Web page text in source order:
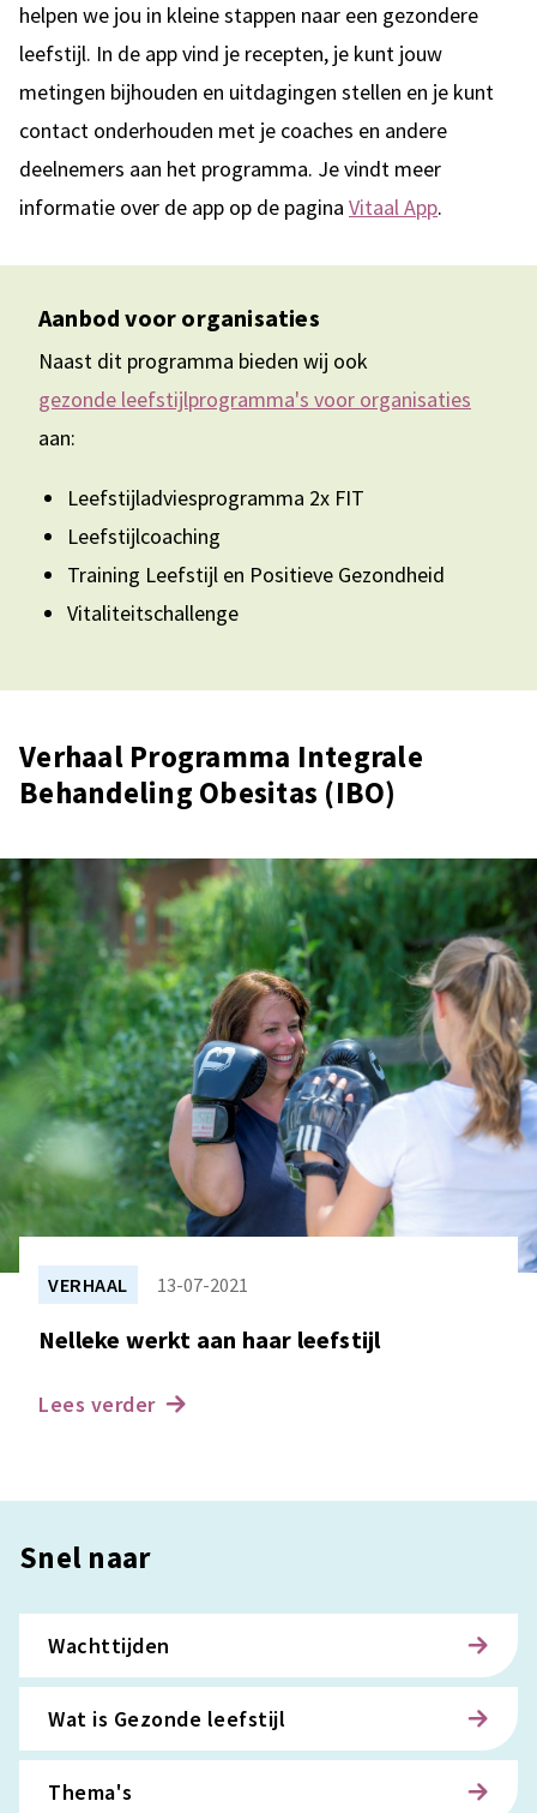
helpen we jou in kleine stappen naar een gezondere
leefstijl. In de app vind je recepten, je kunt jouw
metingen bijhouden en uitdagingen stellen en je kunt
contact onderhouden met je coaches en andere
deelnemers aan het programma. Je vindt meer
informatie over de app op de pagina Vitaal App.
Aanbod voor organisaties
Naast dit programma bieden wij ook
gezonde leefstijlprogramma's voor organisaties
aan:
Leefstijladviesprogramma 2x FIT
Leefstijlcoaching
Training Leefstijl en Positieve Gezondheid
Vitaliteitschallenge
Verhaal Programma Integrale
Behandeling Obesitas (IBO)
Nelleke werkt aan haar leefstijl
VERHAAL 13-07-2021
Lees verder
Snel naar
Wachttijden
Wat is Gezonde leefstijl
Thema's